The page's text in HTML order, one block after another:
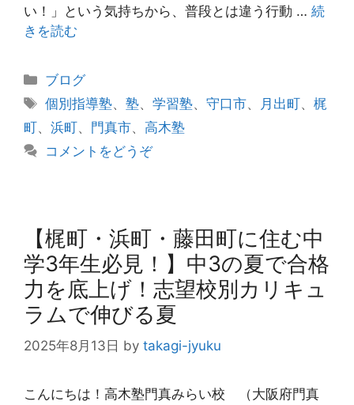
い！」という気持ちから、普段とは違う行動 … 続
きを読む
カ
テ
ゴ
リ
ー
ブログ
タ
グ
個別指導塾、塾、学習塾、守口市、 月出町、梶
町、 浜町、 門真市、 高木塾
コメントをどうぞ
【梶町・浜町・藤田町に住む中
学3年生必見！】中3の夏で合格
力を底上げ！志望校別カリキュ
ラムで伸びる夏
2025年8月13日 by takagi-jyuku
こんにちは！高木塾門真みらい校 （大阪府門真